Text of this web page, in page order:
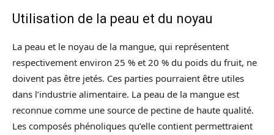
Utilisation de la peau et du noyau
La peau et le noyau de la mangue, qui représentent
respectivement environ 25 % et 20 % du poids du fruit, ne
doivent pas être jetés. Ces parties pourraient être utiles
dans l’industrie alimentaire. La peau de la mangue est
reconnue comme une source de pectine de haute qualité.
Les composés phénoliques qu’elle contient permettraient